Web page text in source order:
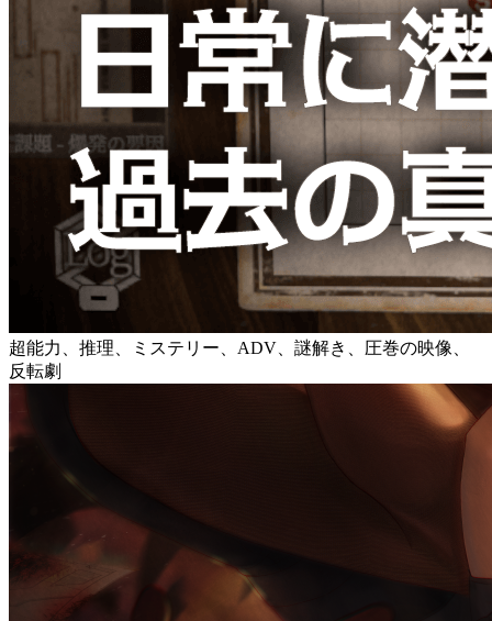
超能力、推理、ミステリー、ADV、謎解き、圧巻の映像、
反転劇